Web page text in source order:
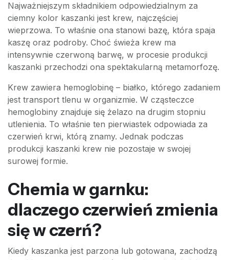
Najważniejszym składnikiem odpowiedzialnym za
ciemny kolor kaszanki jest krew, najczęściej
wieprzowa. To właśnie ona stanowi bazę, która spaja
kaszę oraz podroby. Choć świeża krew ma
intensywnie czerwoną barwę, w procesie produkcji
kaszanki przechodzi ona spektakularną metamorfozę.
Krew zawiera hemoglobinę – białko, którego zadaniem
jest transport tlenu w organizmie. W cząsteczce
hemoglobiny znajduje się żelazo na drugim stopniu
utlenienia. To właśnie ten pierwiastek odpowiada za
czerwień krwi, którą znamy. Jednak podczas
produkcji kaszanki krew nie pozostaje w swojej
surowej formie.
Chemia w garnku:
dlaczego czerwień zmienia
się w czerń?
Kiedy kaszanka jest parzona lub gotowana, zachodzą